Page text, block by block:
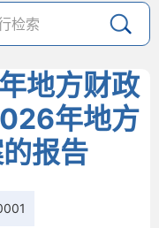
地方财政
年地方
报告